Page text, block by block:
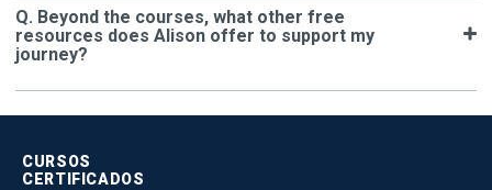
Q. Beyond the courses, what other free
resources does Alison offer to support my
journey?
CURSOS
CERTIFICADOS